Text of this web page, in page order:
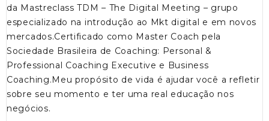
da Mastreclass TDM – The Digital Meeting – grupo
especializado na introdução ao Mkt digital e em novos
mercados.Certificado como Master Coach pela
Sociedade Brasileira de Coaching: Personal &
Professional Coaching Executive e Business
Coaching.Meu propósito de vida é ajudar você a refletir
sobre seu momento e ter uma real educação nos
negócios.